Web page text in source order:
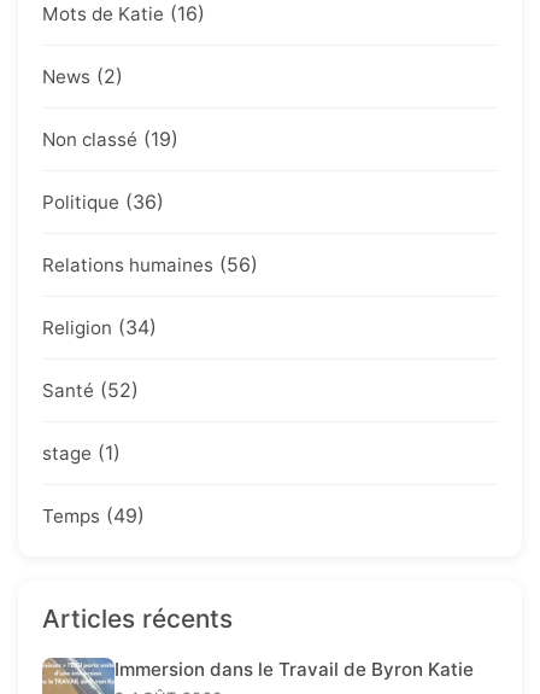
Mots de Katie (16)
News (2)
Non classé (19)
Politique (36)
Relations humaines (56)
Religion (34)
Santé (52)
stage (1)
Temps (49)
Articles récents
Immersion dans le Travail de Byron Katie